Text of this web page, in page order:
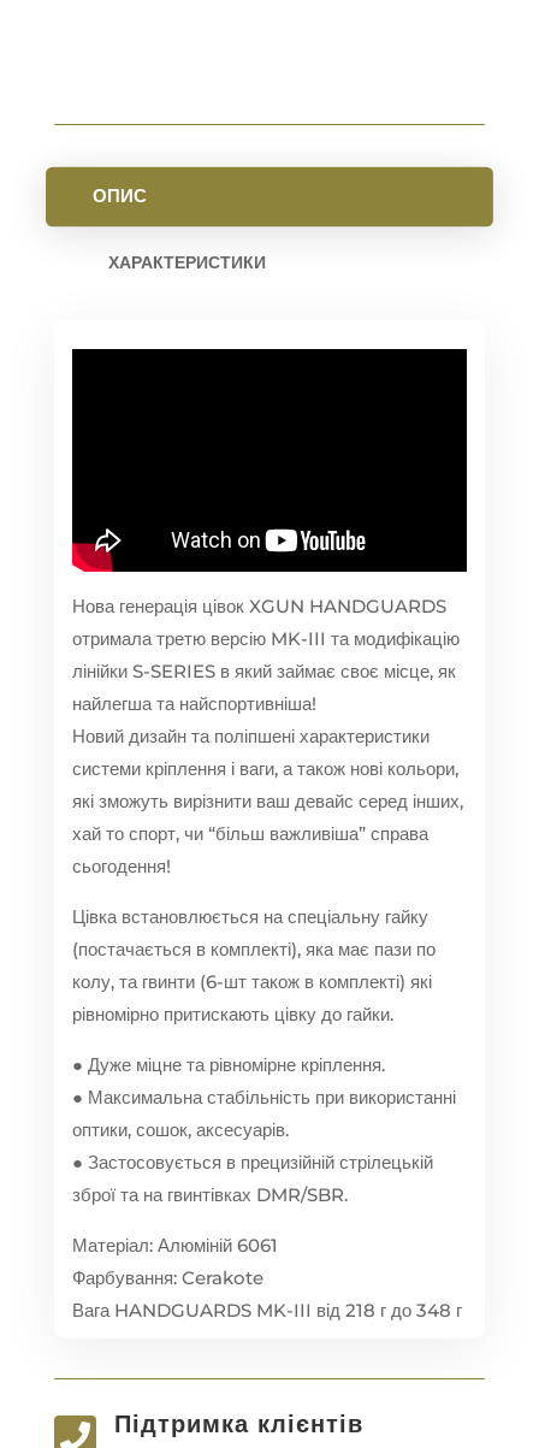
ОПИС
ХАРАКТЕРИСТИКИ
Нова генерація цівок XGUN HANDGUARDS
отримала третю версію MK-III та модифікацію
лінійки S-SERIES в який займає своє місце, як
найлегша та найспортивніша!
Новий дизайн та поліпшені характеристики
системи кріплення і ваги, а також нові кольори,
які зможуть вирізнити ваш девайс серед інших,
хай то спорт, чи “більш важливіша” справа
сьогодення!
Цівка встановлюється на спеціальну гайку
(постачається в комплекті), яка має пази по
колу, та гвинти (6-шт також в комплекті) які
рівномірно притискають цівку до гайки.
● Дуже міцне та рівномірне кріплення.
● Максимальна стабільність при використанні
оптики, сошок, аксесуарів.
● Застосовується в прецизійній стрілецькій
зброї та на гвинтівках DMR/SBR.
Матеріал: Алюміній 6061
Фарбування: Cerakote
Вага HANDGUARDS MK-III від 218 г до 348 г
 Підтримка клієнтів